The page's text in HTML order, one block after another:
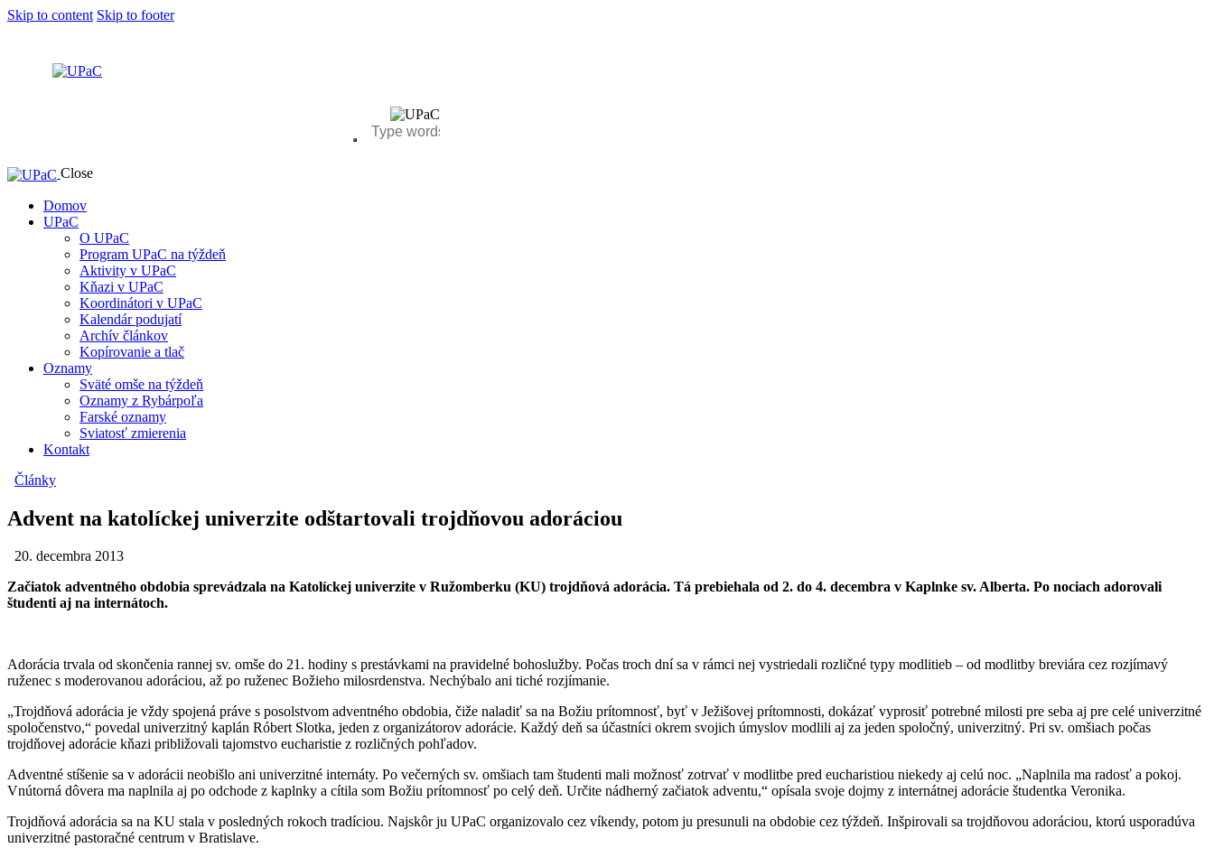
Skip to content Skip to footer
Close
Domov
UPaC
O UPaC
Program UPaC na týždeň
Aktivity v UPaC
Kňazi v UPaC
Koordinátori v UPaC
Kalendár podujatí
Archív článkov
Kopírovanie a tlač
Oznamy
Sväté omše na týždeň
Oznamy z Rybárpoľa
Farské oznamy
Sviatosť zmierenia
Kontakt
Články
Advent na katolíckej univerzite odštartovali trojdňovou adoráciou
20. decembra 2013
Začiatok adventného obdobia sprevádzala na Katolíckej univerzite v Ružomberku (KU) trojdňová adorácia. Tá prebiehala od 2. do 4. decembra v Kaplnke sv. Alberta. Po nociach adorovali
študenti aj na internátoch.
Adorácia trvala od skončenia rannej sv. omše do 21. hodiny s prestávkami na pravidelné bohoslužby. Počas troch dní sa v rámci nej vystriedali rozličné typy modlitieb – od modlitby breviára cez rozjímavý
ruženec s moderovanou adoráciou, až po ruženec Božieho milosrdenstva. Nechýbalo ani tiché rozjímanie.
„Trojdňová adorácia je vždy spojená práve s posolstvom adventného obdobia, čiže naladiť sa na Božiu prítomnosť, byť v Ježišovej prítomnosti, dokázať vyprosiť potrebné milosti pre seba aj pre celé univerzitné
spoločenstvo,“ povedal univerzitný kaplán Róbert Slotka, jeden z organizátorov adorácie. Každý deň sa účastníci okrem svojich úmyslov modlili aj za jeden spoločný, univerzitný. Pri sv. omšiach počas
trojdňovej adorácie kňazi približovali tajomstvo eucharistie z rozličných pohľadov.
Adventné stíšenie sa v adorácii neobišlo ani univerzitné internáty. Po večerných sv. omšiach tam študenti mali možnosť zotrvať v modlitbe pred eucharistiou niekedy aj celú noc. „Naplnila ma radosť a pokoj.
Vnútorná dôvera ma naplnila aj po odchode z kaplnky a cítila som Božiu prítomnosť po celý deň. Určite nádherný začiatok adventu,“ opísala svoje dojmy z internátnej adorácie študentka Veronika.
Trojdňová adorácia sa na KU stala v posledných rokoch tradíciou. Najskôr ju UPaC organizovalo cez víkendy, potom ju presunuli na obdobie cez týždeň. Inšpirovali sa trojdňovou adoráciou, ktorú usporadúva
univerzitné pastoračné centrum v Bratislave.